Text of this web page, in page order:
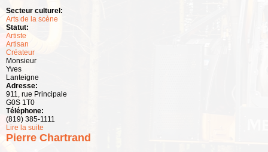
Secteur culturel:
Arts de la scène
Statut:
Artiste
Artisan
Créateur
Monsieur
Yves
Lanteigne
Adresse:
911, rue Principale
G0S 1T0
Téléphone:
(819) 385-1111
Lire la suite
Pierre Chartrand